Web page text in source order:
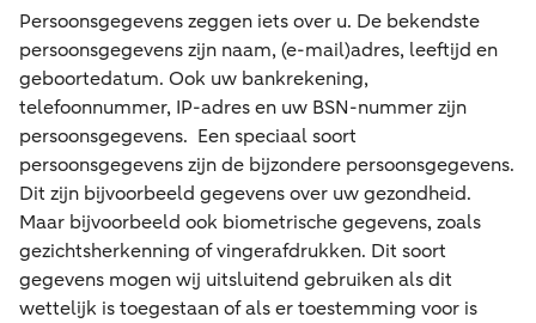
Persoonsgegevens zeggen iets over u. De bekendste
persoonsgegevens zijn naam, (e-mail)adres, leeftijd en
geboortedatum. Ook uw bankrekening,
telefoonnummer, IP-adres en uw BSN-nummer zijn
persoonsgegevens. Een speciaal soort
persoonsgegevens zijn de bijzondere persoonsgegevens.
Dit zijn bijvoorbeeld gegevens over uw gezondheid.
Maar bijvoorbeeld ook biometrische gegevens, zoals
gezichtsherkenning of vingerafdrukken. Dit soort
gegevens mogen wij uitsluitend gebruiken als dit
wettelijk is toegestaan of als er toestemming voor is